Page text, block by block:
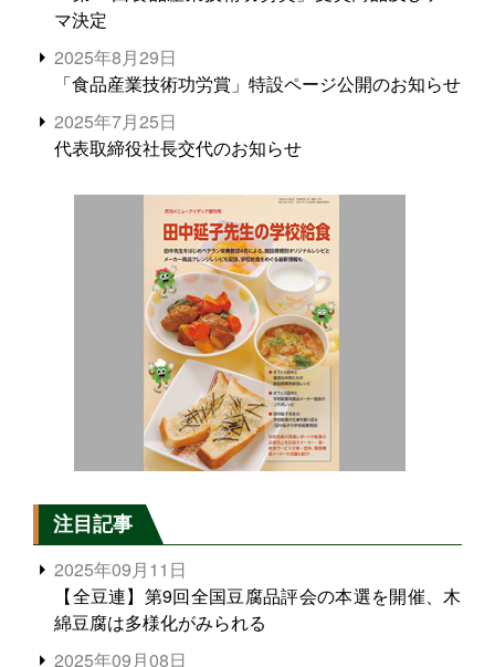
マ決定
2025年8月29日
「食品産業技術功労賞」特設ページ公開のお知らせ
2025年7月25日
代表取締役社長交代のお知らせ
注目記事
2025年09月11日
【全豆連】第9回全国豆腐品評会の本選を開催、木
綿豆腐は多様化がみられる
2025年09月08日